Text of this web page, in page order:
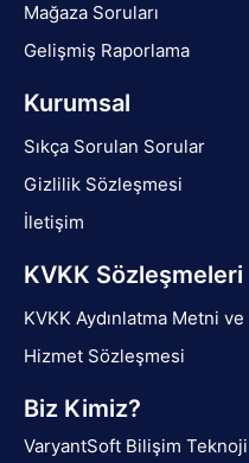
Mağaza Soruları
Gelişmiş Raporlama
Kurumsal
Sıkça Sorulan Sorular
Gizlilik Sözleşmesi
İletişim
KVKK Sözleşmeleri
KVKK Aydınlatma Metni
Hizmet Sözleşmesi
Biz Kimiz?
VaryantSoft Bilişim